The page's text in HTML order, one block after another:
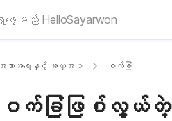
အသားအရေနှင့် အလှအပ ဝက်ခြံ
ဝက်ခြံဖြစ်လွယ်တဲ့